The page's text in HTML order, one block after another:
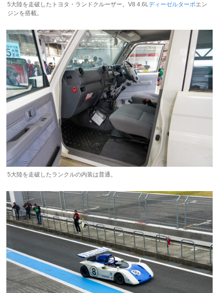
5大陸を走破したトヨタ・ランドクルーザー。V8 4.6Lディーゼルターボエン
ジンを搭載。
5大陸を走破したランクルの内装は普通。